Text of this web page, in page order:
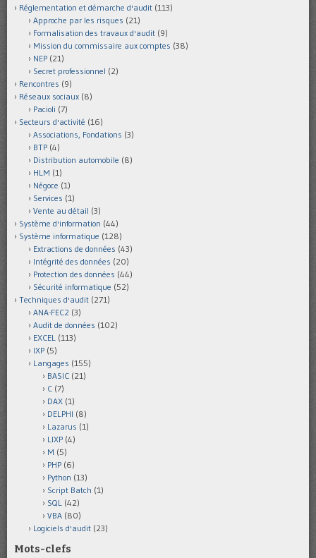
Réglementation et démarche d'audit (113)
Approche par les risques (21)
Formalisation des travaux d'audit (9)
Mission du commissaire aux comptes (38)
NEP (21)
Secret professionnel (2)
Rencontres (9)
Réseaux sociaux (8)
Pacioli (7)
Secteurs d'activité (16)
Associations, Fondations (3)
BTP (4)
Distribution automobile (8)
HLM (1)
Négoce (1)
Services (1)
Vente au détail (3)
Système d'information (44)
Système informatique (128)
Extractions de données (43)
Intégrité des données (20)
Protection des données (44)
Sécurité informatique (52)
Techniques d'audit (271)
ANA-FEC2 (3)
Audit de données (102)
EXCEL (113)
IXP (5)
Langages (155)
BASIC (21)
C (7)
DAX (1)
DELPHI (8)
Lazarus (1)
LIXP (4)
M (5)
PHP (6)
Python (13)
Script Batch (1)
SQL (42)
VBA (80)
Logiciels d'audit (23)
Mots-clefs